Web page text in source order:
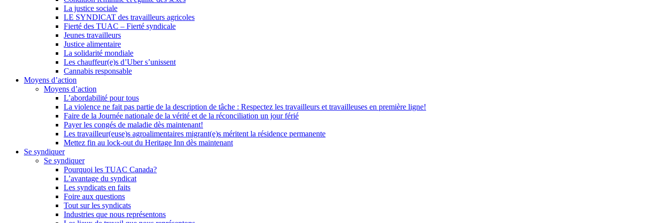
La justice sociale
LE SYNDICAT des travailleurs agricoles
Fierté des TUAC – Fierté syndicale
Jeunes travailleurs
Justice alimentaire
La solidarité mondiale
Les chauffeur(e)s d’Uber s’unissent
Cannabis responsable
Moyens d’action
Moyens d’action
L’abordabilité pour tous
La violence ne fait pas partie de la description de tâche : Respectez les travailleurs et travailleuses en première ligne!
Faire de la Journée nationale de la vérité et de la réconciliation un jour férié
Payer les congés de maladie dès maintenant!
Les travailleur(euse)s agroalimentaires migrant(e)s méritent la résidence permanente
Mettez fin au lock-out du Heritage Inn dès maintenant
Se syndiquer
Se syndiquer
Pourquoi les TUAC Canada?
L’avantage du syndicat
Les syndicats en faits
Foire aux questions
Tout sur les syndicats
Industries que nous représentons